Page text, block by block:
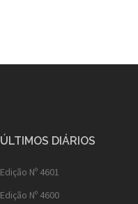
ÚLTIMOS DIÁRIOS
Edição Nº 4601
Edição Nº 4600